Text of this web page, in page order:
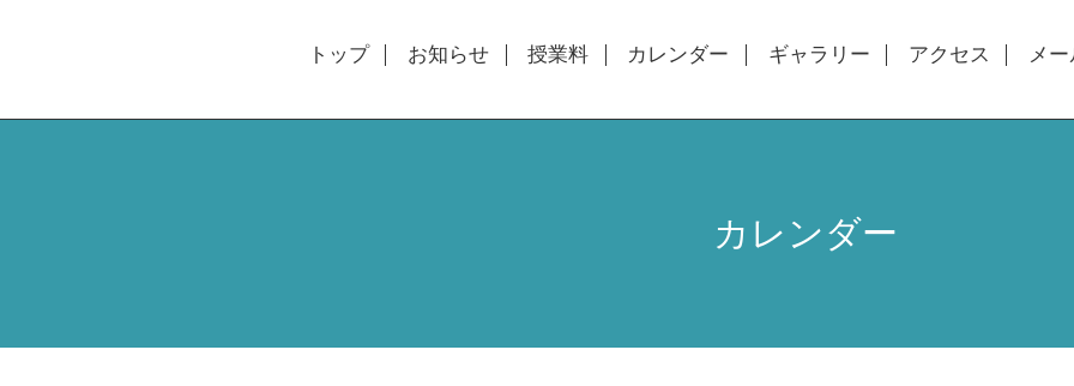
トップ お知らせ 授業料 カレンダー ギャラリー アクセス メ
カレンダー